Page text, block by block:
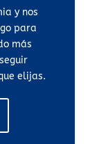
y nos
para
más
elijas.